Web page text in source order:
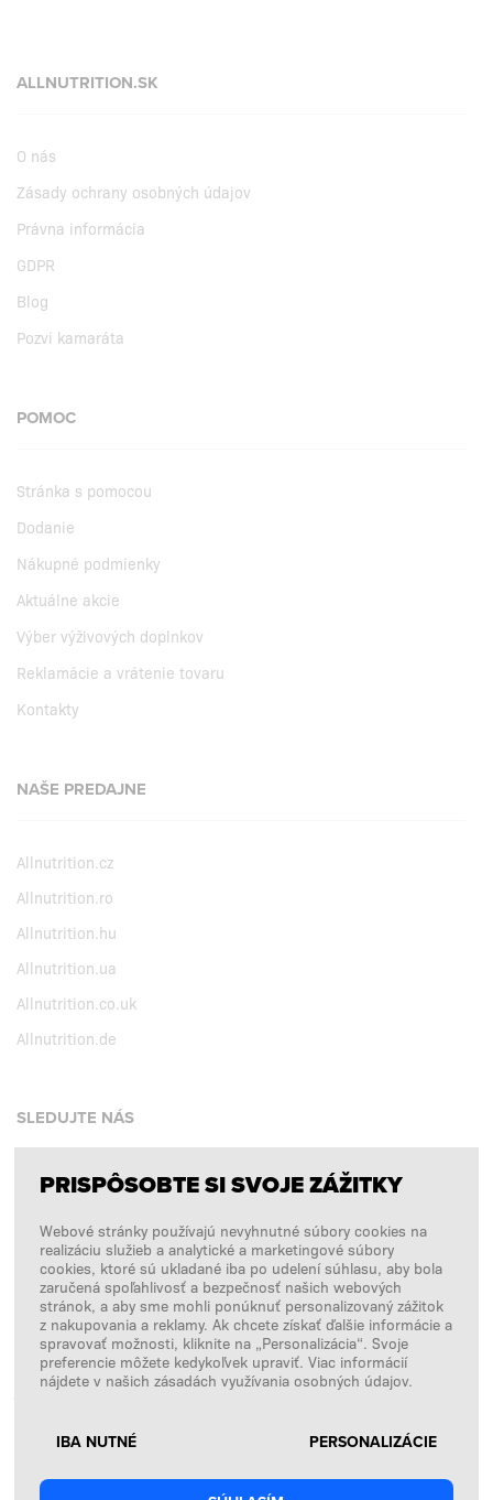
ALLNUTRITION.SK
O nás
Zásady ochrany osobných údajov
Právna informácia
GDPR
Blog
Pozvi kamaráta
POMOC
Stránka s pomocou
Dodanie
Nákupné podmienky
Aktuálne akcie
Výber výživových doplnkov
Reklamácie a vrátenie tovaru
Kontakty
NAŠE PREDAJNE
Allnutrition.cz
Allnutrition.ro
Allnutrition.hu
Allnutrition.ua
Allnutrition.co.uk
Allnutrition.de
SLEDUJTE NÁS
Facebook
Instagram
Copyright © 2026 SFD S. A.
PLATBY SPRACÚVA
PRISPÔSOBTE SI SVOJE ZÁŽITKY
Webové stránky používajú nevyhnutné súbory cookies na
realizáciu služieb a analytické a marketingové súbory
cookies, ktoré sú ukladané iba po udelení súhlasu, aby bola
zaručená spoľahlivosť a bezpečnosť našich webových
stránok, a aby sme mohli ponúknuť personalizovaný zážitok
z nakupovania a reklamy. Ak chcete získať ďalšie informácie a
spravovať možnosti, kliknite na „Personalizácia“. Svoje
preferencie môžete kedykoľvek upraviť. Viac informácií
nájdete v našich zásadách využívania osobných údajov.
IBA NUTNÉ PERSONALIZÁCIE